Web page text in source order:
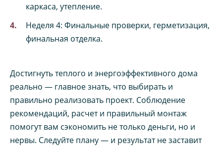
каркаса, утепление.
Неделя 4: Финальные проверки, герметизация,
финальная отделка.
Достигнуть теплого и энергоэффективного дома
реально — главное знать, что выбирать и
правильно реализовать проект. Соблюдение
рекомендаций, расчет и правильный монтаж
помогут вам сэкономить не только деньги, но и
нервы. Следуйте плану — и результат не заставит